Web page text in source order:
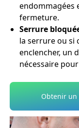
endommagées
fermeture.
Serrure
la serrure ou si
enclencher, un
nécessaire
Obtenir